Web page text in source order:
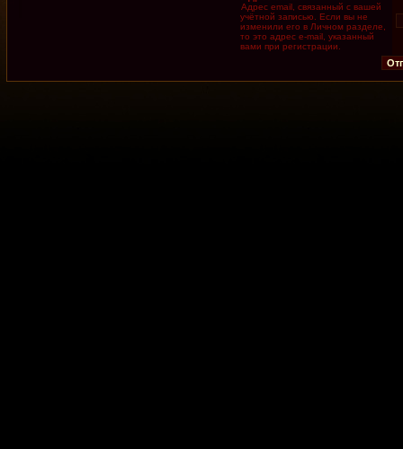
Адрес email, связанный с вашей
учётной записью. Если вы не
изменили его в Личном разделе,
то это адрес e-mail, указанный
вами при регистрации.